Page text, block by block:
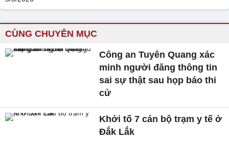
CÙNG CHUYÊN MỤC
Công an Tuyên Quang xác
minh người đăng thông tin
sai sự thật sau họp báo thi
cử
Khởi tố 7 cán bộ trạm y tế ở
Đắk Lắk